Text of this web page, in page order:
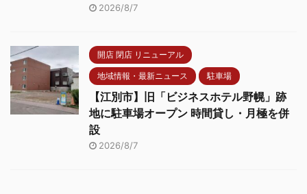
2026/8/7
開店 閉店 リニューアル
地域情報・最新ニュース 駐車場
【江別市】旧「ビジネスホテル野幌」跡
地に駐車場オープン 時間貸し・月極を併
設
2026/8/7